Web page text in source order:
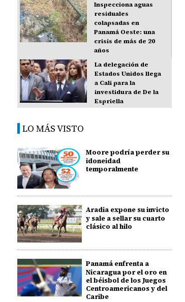
Inspecciona aguas
residuales
colapsadas en
Panamá Oeste: una
crisis de más de 20
años
La delegación de
Estados Unidos llega
a Cali para la
investidura de De la
Espriella
LO MÁS VISTO
Moore podría perder su
idoneidad
temporalmente
Aradia expone su invicto
y sale a sellar su cuarto
clásico al hilo
Panamá enfrenta a
Nicaragua por el oro en
el béisbol de los Juegos
Centroamericanos y del
Caribe